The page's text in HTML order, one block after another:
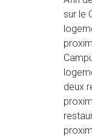
sur le
deux